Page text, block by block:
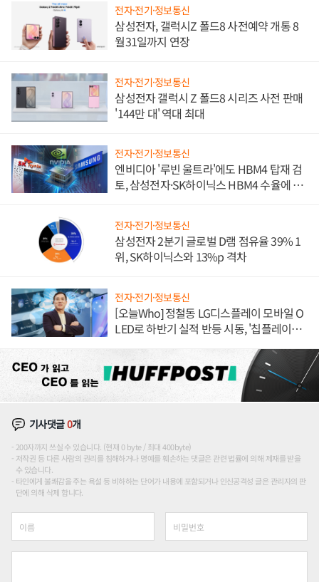
전자·전기·정보통신
삼성전자, 갤럭시Z 폴드8 사전예약 개통 8
월31일까지 연장
전자·전기·정보통신
삼성전자 갤럭시 Z 폴드8 시리즈 사전 판매
'144만 대' 역대 최대
전자·전기·정보통신
엔비디아 '루빈 울트라'에도 HBM4 탑재 검
토, 삼성전자·SK하이닉스 HBM4 수율에 주
전자·전기·정보통신
삼성전자 2분기 글로벌 D램 점유율 39% 1
위, SK하이닉스와 13%p 격차
전자·전기·정보통신
[오늘Who] 정철동 LG디스플레이 모바일 O
LED로 하반기 실적 반등 시동, '칩플레이
기사댓글0개
200자까지 쓰실 수 있습니다. (현재 0 byte / 최대 400byte)
저작권 등 다른 사람의 권리를 침해하거나 명예를 훼손하는 댓글은 관련 법률에 의해 제재를 받을
수 있습니다.
타인에게 불쾌감을 주는 욕설 등 비하하는 단어가 내용에 포함되거나 인신공격성 글은 관리자의 판
단에 의해 삭제 합니다.